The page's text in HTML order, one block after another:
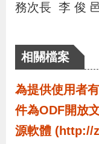
站
覽
意
箱
字
服
計
訊
n
l
s
首
S
務次長 李 俊
相關檔案
為提供使用者
件為ODF開放
源軟體 (http://